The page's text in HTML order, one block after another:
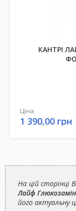
КАНТРІ
Ціна
1 390,00 грн
На цій
Лайф
його актуальну